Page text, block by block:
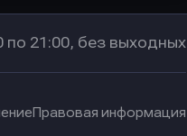
по 21:00, без выходных
Правовая информация